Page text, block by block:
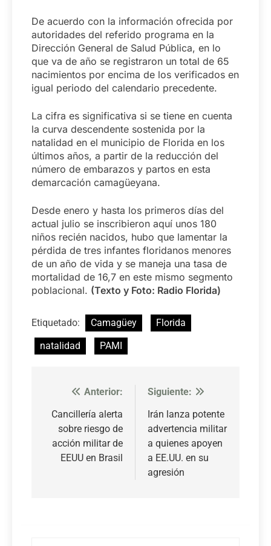
De acuerdo con la información ofrecida por
autoridades del referido programa en la
Dirección General de Salud Pública, en lo
que va de año se registraron un total de 65
nacimientos por encima de los verificados en
igual periodo del calendario precedente.
La cifra es significativa si se tiene en cuenta
la curva descendente sostenida por la
natalidad en el municipio de Florida en los
últimos años, a partir de la reducción del
número de embarazos y partos en esta
demarcación camagüeyana.
Desde enero y hasta los primeros días del
actual julio se inscribieron aquí unos 180
niños recién nacidos, hubo que lamentar la
pérdida de tres infantes floridanos menores
de un año de vida y se maneja una tasa de
mortalidad de 16,7 en este mismo segmento
poblacional. (Texto y Foto: Radio Florida)
Etiquetado: Camagüey
Florida
natalidad
PAMI
Navegación
de
entradas
Anterior:
Cancillería alerta
sobre riesgo de
acción militar de
EEUU en Brasil
Siguiente:
Irán lanza potente
advertencia militar
a quienes apoyen
a EE.UU. en su
agresión